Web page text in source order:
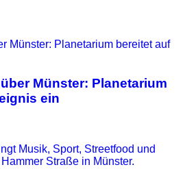
Münster: Planetarium
ein